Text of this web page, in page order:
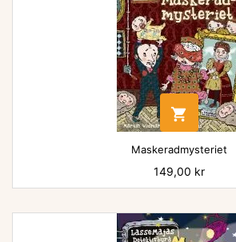

Maskeradmysteriet
Pris
149,00 kr